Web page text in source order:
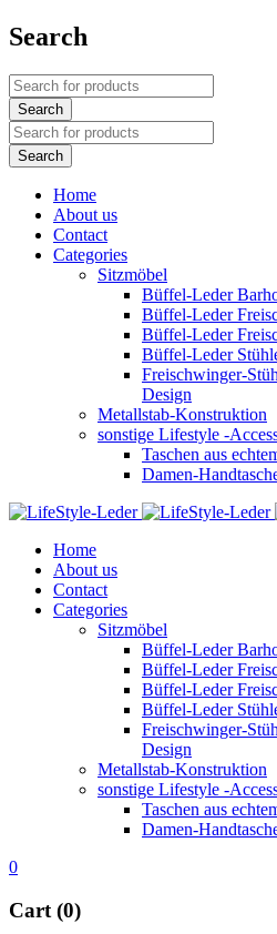
Search
Home
About us
Contact
Categories
Sitzmöbel
Büffel-Leder
Büffel-Leder
Büffel-Leder
Büffel-Leder
Freischwinger-
Design
Metallstab-Konstruktion
sonstige Lifestyle -
Taschen aus
Damen-
Home
About us
Contact
Categories
Sitzmöbel
Büffel-Leder
Büffel-Leder
Büffel-Leder
Büffel-Leder
Freischwinger-
Design
Metallstab-Konstruktion
sonstige Lifestyle -
Taschen aus
Damen-
0
Cart (0)